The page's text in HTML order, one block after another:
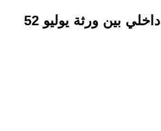
الحكم علي مبارك صراع داخلي بين ورثة يوليو 52